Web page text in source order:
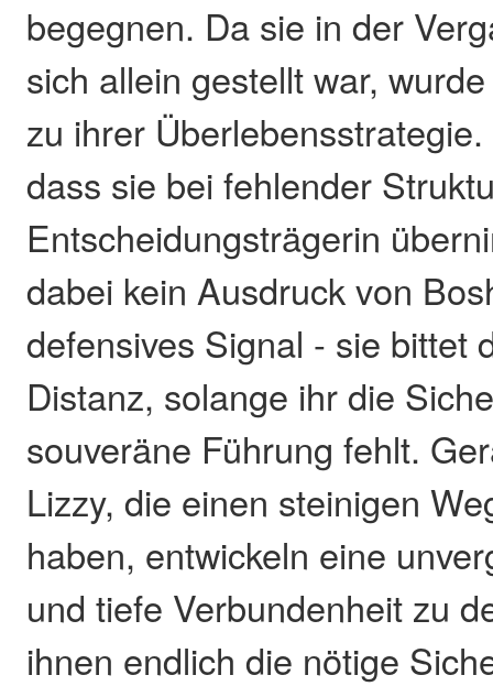
begegnen. Da sie in der
sich allein gestellt war,
zu ihrer
dass sie bei fehlender
Entscheidungsträgerin
dabei kein Ausdruck von
defensives Signal - sie bittet
Distanz, solange ihr die
souveräne Führung fehlt.
Lizzy, die einen steinigen
haben, entwickeln eine
und tiefe Verbundenheit zu
ihnen endlich die nötige